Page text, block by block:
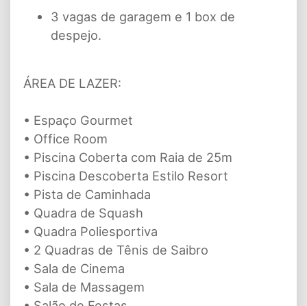
3 vagas de garagem e 1 box de
despejo.
ÁREA DE LAZER:
• Espaço Gourmet
• Office Room
• Piscina Coberta com Raia de 25m
• Piscina Descoberta Estilo Resort
• Pista de Caminhada
• Quadra de Squash
• Quadra Poliesportiva
• 2 Quadras de Tênis de Saibro
• Sala de Cinema
• Sala de Massagem